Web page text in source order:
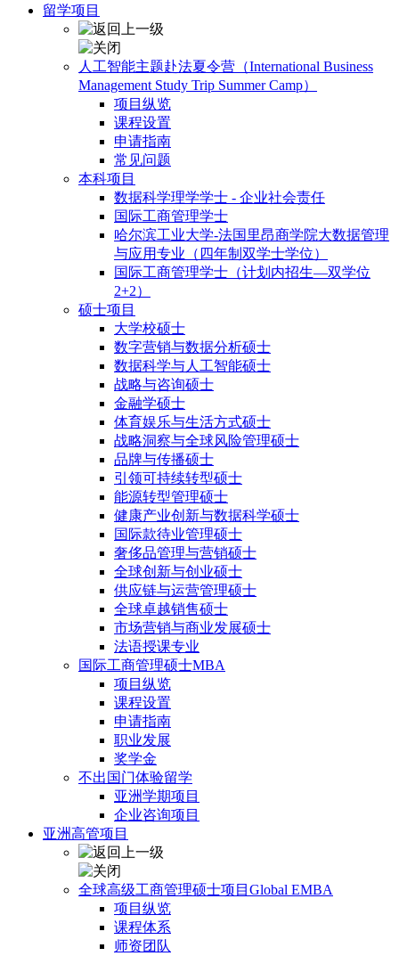
留学项目
人工智能主题赴法夏令营（International Business
Management Study Trip Summer Camp）
项目纵览
课程设置
申请指南
常见问题
本科项目
数据科学理学学士 - 企业社会责任
国际工商管理学士
哈尔滨工业大学-法国里昂商学院大数据管理
与应用专业（四年制双学士学位）
国际工商管理学士（计划内招生—双学位
2+2）
硕士项目
大学校硕士
数字营销与数据分析硕士
数据科学与人工智能硕士
战略与咨询硕士
金融学硕士
体育娱乐与生活方式硕士
战略洞察与全球风险管理硕士
品牌与传播硕士
引领可持续转型硕士
能源转型管理硕士
健康产业创新与数据科学硕士
国际款待业管理硕士
奢侈品管理与营销硕士
全球创新与创业硕士
供应链与运营管理硕士
全球卓越销售硕士
市场营销与商业发展硕士
法语授课专业
国际工商管理硕士MBA
项目纵览
课程设置
申请指南
职业发展
奖学金
不出国门体验留学
亚洲学期项目
企业咨询项目
亚洲高管项目
全球高级工商管理硕士项目Global EMBA
项目纵览
课程体系
师资团队